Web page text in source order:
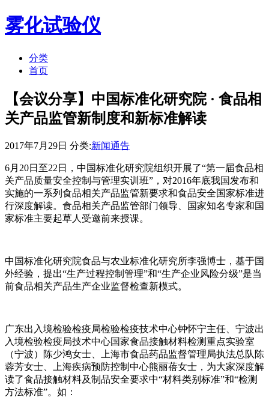
雾化试验仪
分类
首页
【会议分享】中国标准化研究院 · 食品相
关产品监管新制度和新标准解读
2017年7月29日 分类:新闻通告
6月20日至22日，中国标准化研究院组织开展了“第一届食品相
关产品质量安全控制与管理实训班”，对2016年底我国发布和
实施的一系列食品相关产品监管新要求和食品安全国家标准进
行深度解读。食品相关产品监管部门领导、国家知名专家和国
家标准主要起草人受邀前来授课。
中国标准化研究院食品与农业标准化研究所李强博士，基于国
外经验，提出“生产过程控制管理”和“生产企业风险分级”是当
前食品相关产品生产企业监督检查新模式。
广东出入境检验检疫局检验检疫技术中心钟怀宁主任、宁波出
入境检验检疫局技术中心国家食品接触材料检测重点实验室
（宁波）陈少鸿女士、上海市食品药品监督管理局执法总队陈
蓉芳女士、上海疾病预防控制中心熊丽蓓女士，为大家深度解
读了食品接触材料及制品安全要求中“材料类别标准”和“检测
方法标准”。如：